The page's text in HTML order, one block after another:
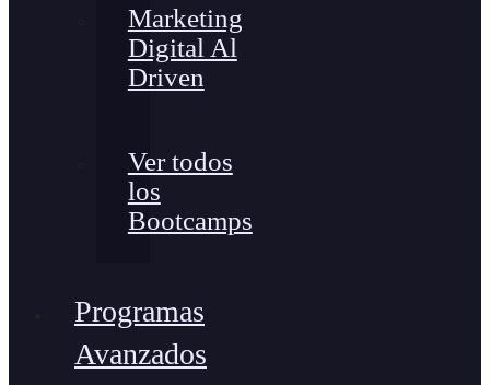
Marketing
Digital Al
Driven
Ver todos
los
Bootcamps
Programas
Avanzados